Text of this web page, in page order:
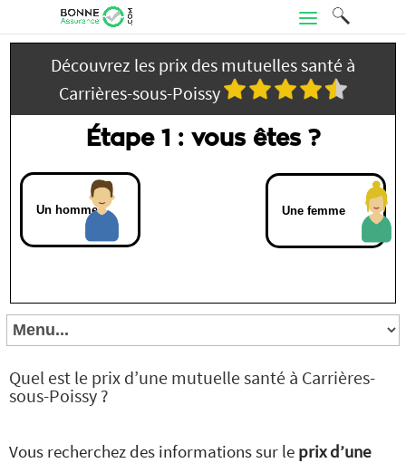
Découvrez les prix des mutuelles santé à
Carrières-sous-Poissy
Étape 1 : vous êtes ?
Un homme Une femme
Quel est le prix d’une mutuelle santé à Carrières-
sous-Poissy ?
Vous recherchez des informations sur le prix d’une